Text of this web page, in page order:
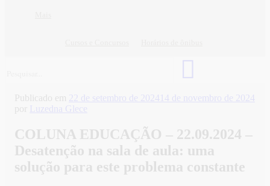
Publicado em 22 de setembro de 2024 14 de novembro de 2024
por
Luzedna Glece
COLUNA EDUCAÇÃO – 22.09.2024 –
Desatenção na sala de aula: uma
solução para este problema constante